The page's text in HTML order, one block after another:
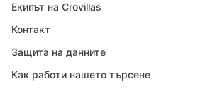
Екипът на Crovillas
Контакт
Защита на данните
Как работи нашето търсене